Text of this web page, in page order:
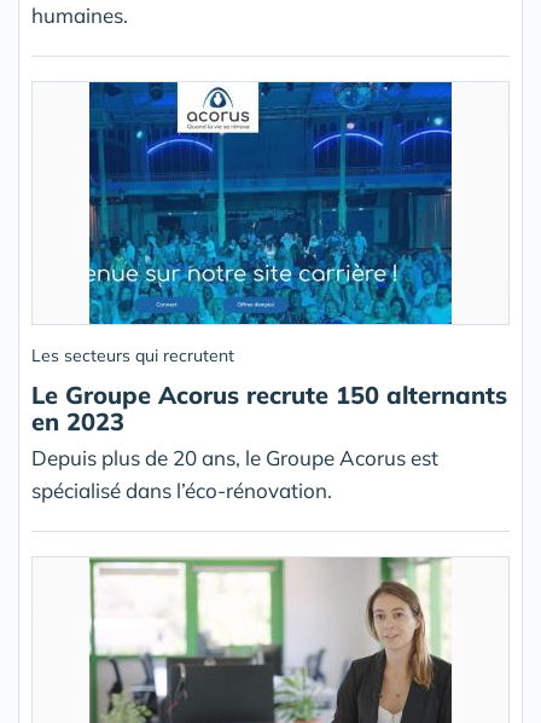
humaines.
Les secteurs qui recrutent
Le Groupe Acorus recrute 150 alternants
en 2023
Depuis plus de 20 ans, le Groupe Acorus est
spécialisé dans l’éco-rénovation.